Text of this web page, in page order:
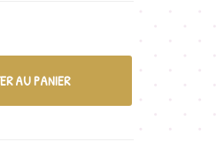
AU PANIER